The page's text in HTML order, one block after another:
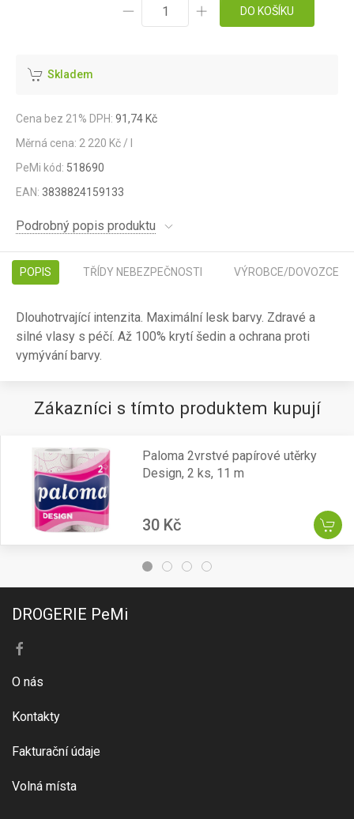
DO KOŠÍKU
Skladem
Cena bez 21% DPH: 91,74 Kč
Měrná cena: 2 220 Kč / l
PeMi kód: 518690
EAN: 3838824159133
Podrobný popis produktu
POPIS TŘÍDY NEBEZPEČNOSTI VÝROBCE/DOVOZCE
Dlouhotrvající intenzita. Maximální lesk barvy. Zdravé a
silné vlasy s péčí. Až 100% krytí šedin a ochrana proti
vymývání barvy.
Zákazníci s tímto produktem kupují
Paloma 2vrstvé papírové utěrky
Design, 2 ks, 11 m
30 Kč
DROGERIE PeMi
O nás
Kontakty
Fakturační údaje
Volná místa